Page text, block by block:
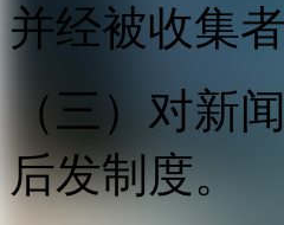
并经被收集者
（三）对新
后发制度。